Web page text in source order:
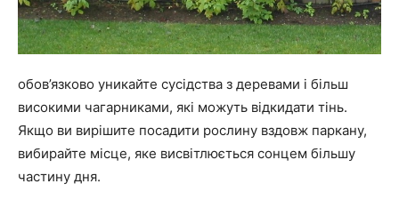
обов’язково уникайте сусідства з деревами і більш
високими чагарниками, які можуть відкидати тінь.
Якщо ви вирішите посадити рослину вздовж паркану,
вибирайте місце, яке висвітлюється сонцем більшу
частину дня.